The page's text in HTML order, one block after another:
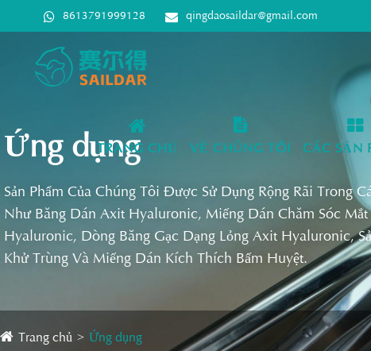
8613791999128 qingdaosaildar@gmail.com
TRANG CHỦ VỀ CHÚNG TÔI CÁC SẢN
Ứng dụng
Sản Phẩm Của Chúng Tôi Được Sử Dụng Rộng Rãi Trong
Như Băng Dán Axit Hyaluronic, Miếng Dán Chăm Sóc
Hyaluronic, Dòng Băng Gạc Dạng Lỏng Axit Hyaluronic,
Khử Trùng Và Miếng Dán Kích Thích Bấm Huyệt.
Trang chủ Ứng dụng